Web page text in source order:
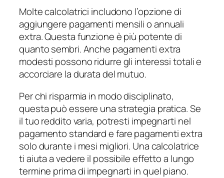
Molte calcolatrici includono l’opzione di
aggiungere pagamenti mensili o annuali
extra. Questa funzione è più potente di
quanto sembri. Anche pagamenti extra
modesti possono ridurre gli interessi totali e
accorciare la durata del mutuo.
Per chi risparmia in modo disciplinato,
questa può essere una strategia pratica. Se
il tuo reddito varia, potresti impegnarti nel
pagamento standard e fare pagamenti extra
solo durante i mesi migliori. Una calcolatrice
ti aiuta a vedere il possibile effetto a lungo
termine prima di impegnarti in quel piano.